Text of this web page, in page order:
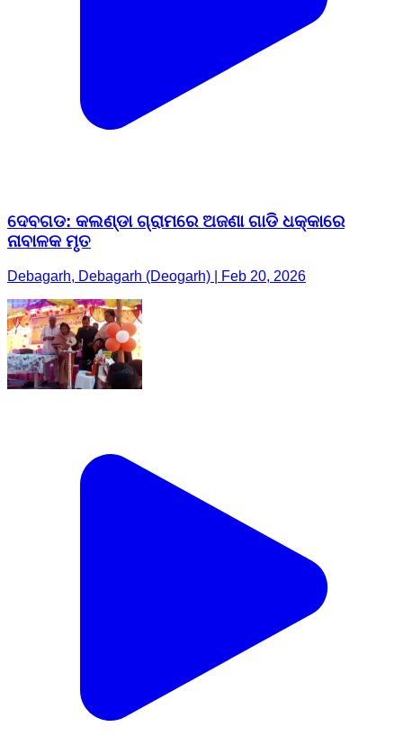
ଦେବଗଡ: କଲଣ୍ଡା ଗ୍ରାମରେ ଅଜଣା ଗାଡି ଧକ୍କାରେ
ନାବାଳକ ମୃତ
Debagarh, Debagarh (Deogarh) | Feb 20, 2026